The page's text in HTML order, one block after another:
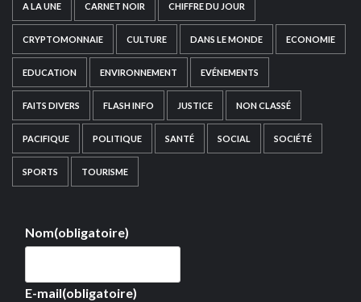
A LA UNE CARNET NOIR CHIFFRE DU JOUR
CRYPTOMONNAIE CULTURE DANS LE MONDE ECONOMIE
EDUCATION ENVIRONNEMENT EVÉNEMENTS
FAITS DIVERS FLASH INFO JUSTICE NON CLASSÉ
PACIFIQUE POLITIQUE SANTÉ SOCIAL SOCIÉTÉ
SPORTS TOURISME
Nom(obligatoire)
E-mail(obligatoire)